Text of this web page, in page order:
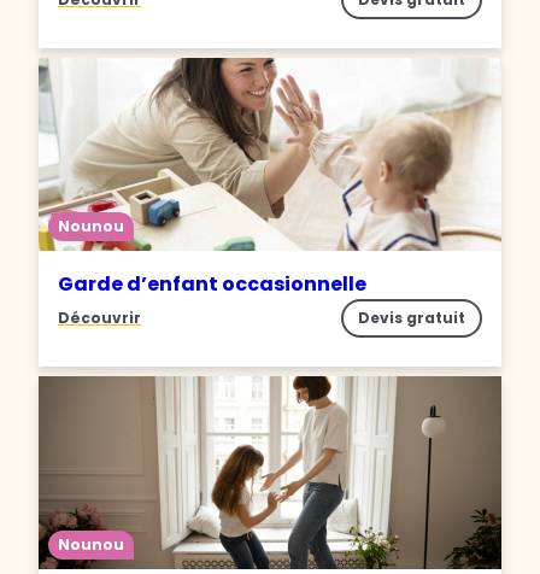
Nounou
Garde d’enfant occasionnelle
Découvrir Devis gratuit
Nounou